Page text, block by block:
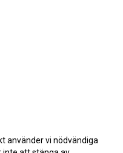
använder vi nödvändiga